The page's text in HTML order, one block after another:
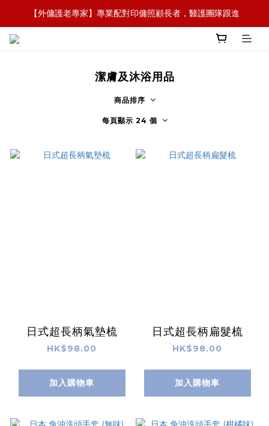
【全新概念】長者護理復康用品，可租可買，彈性選擇
【外傭護老專家】專業配對印傭照顧長者，醫護團隊跟進
【政府資助】善用社區照顧服務券，上門服務及租用產品
潔膚及沐浴用品
商品排序
每頁顯示 24 個
日式超長柄氣墊梳
HK$98.00
加入購物車
日式超長柄扁髮梳
HK$98.00
加入購物車